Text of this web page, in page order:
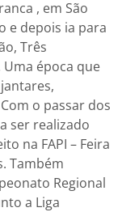
, em São
e depois ia para
Três
Uma época que
o passar dos
ser realizado
na FAPI – Feira
Também
Regional
a Liga